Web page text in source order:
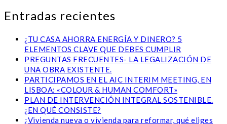
Entradas recientes
¿TU CASA AHORRA ENERGÍA Y DINERO? 5
ELEMENTOS CLAVE QUE DEBES CUMPLIR
PREGUNTAS FRECUENTES- LA LEGALIZACIÓN DE
UNA OBRA EXISTENTE.
PARTICIPAMOS EN EL AIC INTERIM MEETING, EN
LISBOA: «COLOUR & HUMAN COMFORT»
PLAN DE INTERVENCIÓN INTEGRAL SOSTENIBLE.
¿EN QUÉ CONSISTE?
¿Vivienda nueva o vivienda para reformar, qué eliges